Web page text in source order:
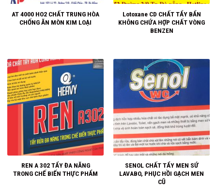
AT 4000 HO2 CHẤT TRUNG HÒA
CHỐNG ĂN MÒN KIM LOẠI
Lotoxane CD CHẤT TẨY BẨN
KHÔNG CHỨA HỢP CHẤT VÒNG
BENZEN
REN A 302 TẨY ĐA NĂNG
TRONG CHẾ BIẾN THỰC PHẨM
SENOL CHẤT TẨY MEN SỨ
LAVABO, PHỤC HỒI GẠCH MEN
CŨ